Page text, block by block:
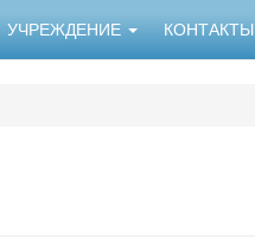
УЧРЕЖДЕНИЕ КОНТАКТЫ